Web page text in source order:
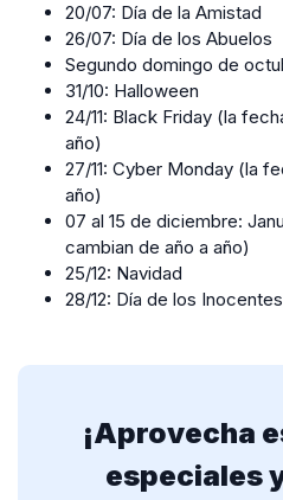
20/07: Día de la Amistad
26/07: Día de los Abuelos
Segundo domingo de
31/10: Halloween
24/11: Black Friday (la
año)
27/11: Cyber Monday (la
año)
07 al 15 de diciembre:
cambian de año a año)
25/12: Navidad
28/12: Día de los Inocentes
¡Aprovecha
especiales